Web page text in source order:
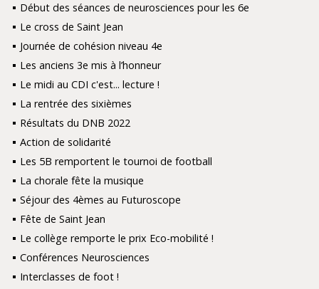
Début des séances de neurosciences pour les 6e
Le cross de Saint Jean
Journée de cohésion niveau 4e
Les anciens 3e mis à l’honneur
Le midi au CDI c'est... lecture !
La rentrée des sixièmes
Résultats du DNB 2022
Action de solidarité
Les 5B remportent le tournoi de football
La chorale fête la musique
Séjour des 4èmes au Futuroscope
Fête de Saint Jean
Le collège remporte le prix Eco-mobilité !
Conférences Neurosciences
Interclasses de foot !